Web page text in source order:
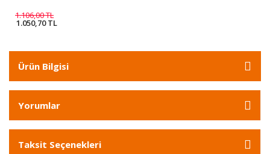
1.106,00 TL
1.050,70 TL
Ürün Bilgisi
Yorumlar
Taksit Seçenekleri